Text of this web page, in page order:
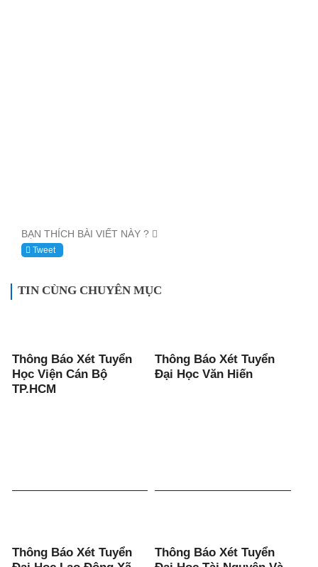
BẠN THÍCH BÀI VIẾT NÀY ?
Tweet
TIN CÙNG CHUYÊN MỤC
Thông Báo Xét Tuyển
Học Viện Cán Bộ
TP.HCM
Thông Báo Xét Tuyển
Đại Học Văn Hiến
Thông Báo Xét Tuyển
Thông Báo Xét Tuyển